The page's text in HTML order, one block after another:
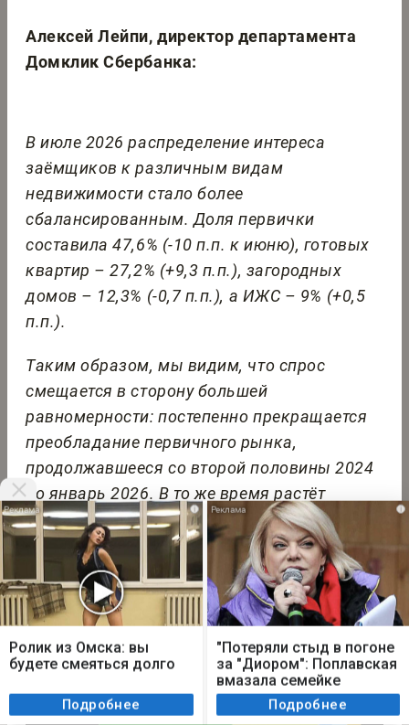
Алексей Лейпи, директор департамента
Домклик Сбербанка:
В июле 2026 распределение интереса
заёмщиков к различным видам
недвижимости стало более
сбалансированным. Доля первички
составила 47,6% (-10 п.п. к июню), готовых
квартир – 27,2% (+9,3 п.п.), загородных
домов – 12,3% (-0,7 п.п.), а ИЖС – 9% (+0,5
п.п.).
Таким образом, мы видим, что спрос
смещается в сторону большей
равномерности: постепенно прекращается
преобладание первичного рынка,
продолжавшееся со второй половины 2024
по январь 2026. В то же время растёт
востребованность сегментов жилья,
которые менее зависимы от льготного
финансирования.
Мы используем cookie. Во время посещения сайта
вы соглашаетесь с тем, что мы обрабатываем
ваши персональные данные с использованием
метрик Яндекс Метрика, top.mail.ru, LiveInternet.
Я согласен
i
Ролик из Омска: вы
будете смеяться долго
Подробнее
i
"Потеряли стыд в погоне
за "Диором": Поплавская
вмазала семейке
ПлющенкоПодробнее